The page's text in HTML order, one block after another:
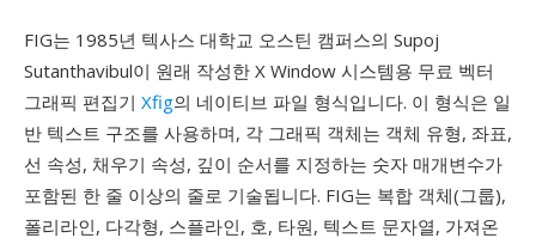
FIG는 1985년 텍사스 대학교 오스틴 캠퍼스의 Supoj
Sutanthavibul이 원래 작성한 X Window 시스템용 무료 벡터
그래픽 편집기 Xfig의 네이티브 파일 형식입니다. 이 형식은 일
반 텍스트 구조를 사용하며, 각 그래픽 객체는 객체 유형, 좌표,
선 속성, 채우기 속성, 깊이 순서를 지정하는 숫자 매개변수가
포함된 한 줄 이상의 줄로 기술됩니다. FIG는 복합 객체(그룹),
폴리라인, 다각형, 스플라인, 호, 타원, 텍스트 문자열, 가져온